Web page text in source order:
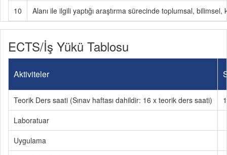
10
Alanı ile ilgili yaptığı araştırma sürecinde toplumsal,
ECTS/İş Yükü Tablosu
Aktiviteler
Teorik Ders saati (Sınav haftası dahildir: 16 x teorik ders saati)
Laboratuar
Uygulama